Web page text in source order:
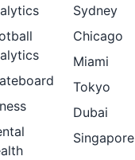
Sydney
Chicago
Miami
Tokyo
Dubai
Singapore